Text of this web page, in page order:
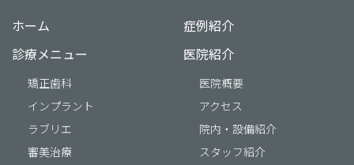
ホーム
診療メニュー
矯正歯科
インプラント
ラブリエ
審美治療
症例紹介
医院紹介
医院概要
アクセス
院内・設備紹介
スタッフ紹介